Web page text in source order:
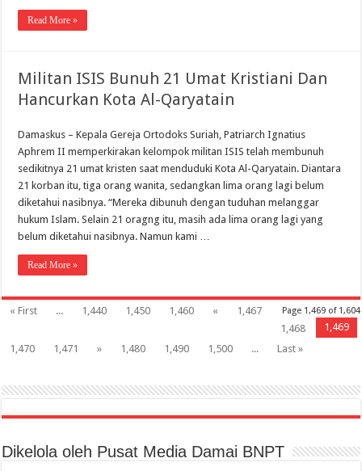
Read More »
Militan ISIS Bunuh 21 Umat Kristiani Dan
Hancurkan Kota Al-Qaryatain
Damaskus – Kepala Gereja Ortodoks Suriah, Patriarch Ignatius
Aphrem II memperkirakan kelompok militan ISIS telah membunuh
sedikitnya 21 umat kristen saat menduduki Kota Al-Qaryatain. Diantara
21 korban itu, tiga orang wanita, sedangkan lima orang lagi belum
diketahui nasibnya. “Mereka dibunuh dengan tuduhan melanggar
hukum Islam. Selain 21 oragng itu, masih ada lima orang lagi yang
belum diketahui nasibnya. Namun kami …
Read More »
Page 1,469 of 1,604
« First ... 1,440 1,450 1,460 «
1,467
1,468
1,469
1,470
1,471 » 1,480 1,490 1,500 ... Last »
Dikelola oleh Pusat Media Damai BNPT